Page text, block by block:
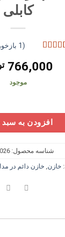
کابلی
امتیازدهی
(
1
766,000
موجود
افزودن به سبد
شناسه محصول:
خازن خازن دائم در